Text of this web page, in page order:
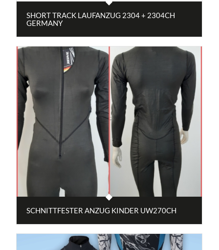
SHORT TRACK LAUFANZUG 2304 + 2304CH
GERMANY
SCHNITTFESTER ANZUG KINDER UW270CH